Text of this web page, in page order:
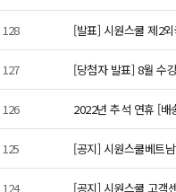
128 [발표] 시원스쿨 제2
127 [당첨자 발표] 8월 수
126 2022년 추석 연휴 [배
125 [공지] 시원스쿨베트
124 [공지] 시원스쿨 고객